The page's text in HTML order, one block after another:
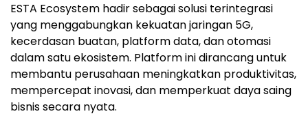
ESTA Ecosystem hadir sebagai solusi terintegrasi
yang menggabungkan kekuatan jaringan 5G,
kecerdasan buatan, platform data, dan otomasi
dalam satu ekosistem. Platform ini dirancang untuk
membantu perusahaan meningkatkan produktivitas,
mempercepat inovasi, dan memperkuat daya saing
bisnis secara nyata.